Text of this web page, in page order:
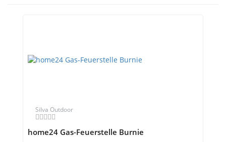
Silva Outdoor
home24 Gas-Feuerstelle Burnie